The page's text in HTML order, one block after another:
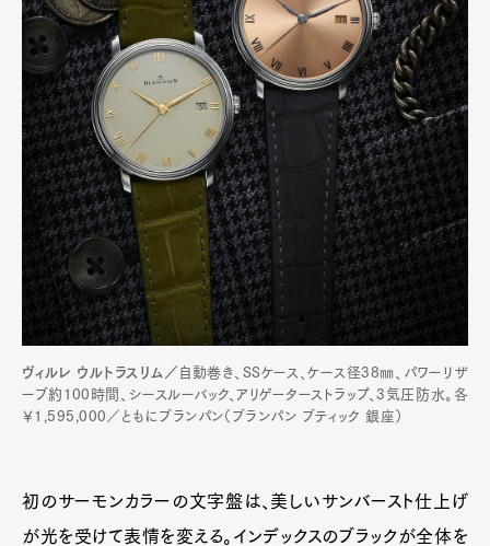
ヴィルレ ウルトラスリム／ 自動巻き、SSケース、ケース径38㎜、パワーリザ
ーブ約100時間、シースルーバック、アリゲーターストラップ、3気圧防水。各
￥1,595,000／ともにブランパン（ブランパン ブティック 銀座）
初のサーモンカラーの文字盤は、美しいサンバースト仕上げ
が光を受けて表情を変える。インデックスのブラックが全体を